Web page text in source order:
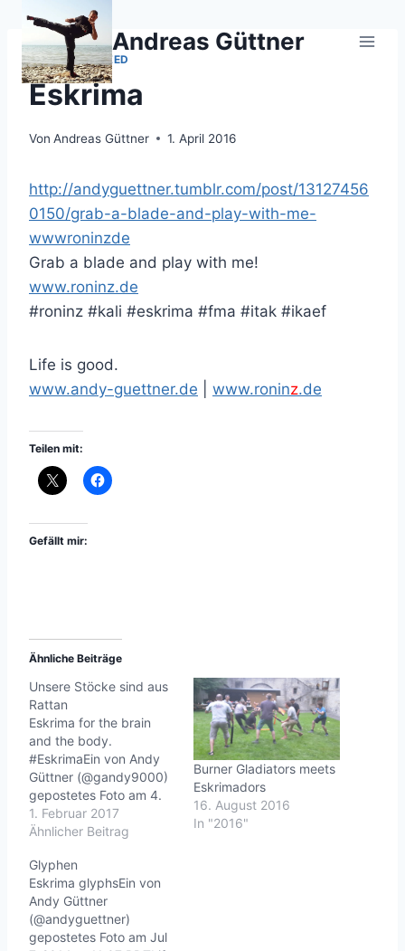
Zum
springen
Andreas Güttner
UNCATEGORIZED
Eskrima
Von Andreas Güttner 1. April 2016
http://andyguettner.tumblr.com/post/13127456
0150/grab-a-blade-and-play-with-me-
wwwroninzde
Grab a blade and play with me!
www.roninz.de
#roninz #kali #eskrima #fma #itak #ikaef
Life is good.
www.andy-guettner.de
www.roninz.de
Teilen mit:
Gefällt mir:
Ähnliche Beiträge
Unsere Stöcke sind aus
Rattan
Eskrima for the brain
and the body.
#EskrimaEin von Andy
Güttner (@gandy9000)
gepostetes Foto am 4.
Okt 2016 um 3:16
UhrLife is good.
www.roninz.de
1. Februar 2017
Ähnlicher Beitrag
Burner Gladiators meets
Eskrimadors
16. August 2016
In "2016"
Glyphen
Eskrima glyphsEin von
Andy Güttner
(@andyguettner)
gepostetes Foto am Jul